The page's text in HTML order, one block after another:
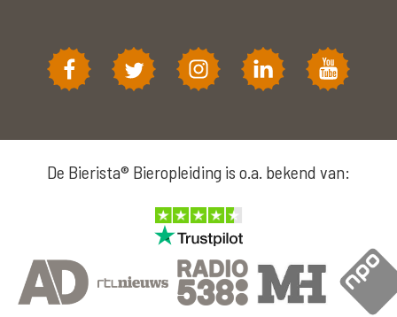
De Bierista® Bieropleiding is o.a. bekend van: